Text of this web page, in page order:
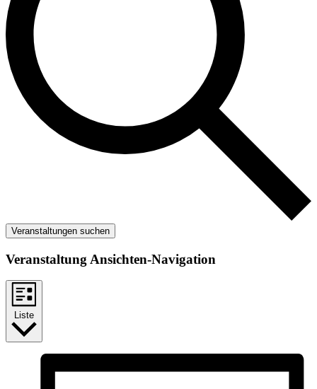
Veranstaltungen suchen
Veranstaltung Ansichten-Navigation
Liste